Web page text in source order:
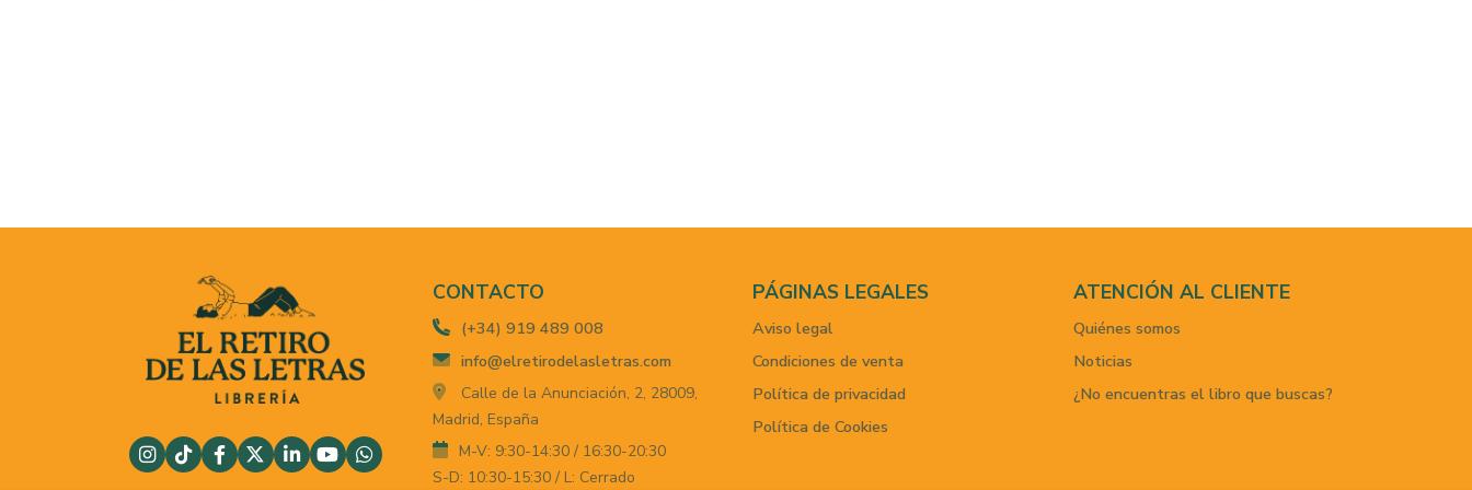
CONTACTO
(+34) 919 489 008
info@elretirodelasletras.com
Calle de la Anunciación, 2, 28009,
Madrid, España
M-V: 9:30-14:30 / 16:30-20:30
S-D: 10:30-15:30 / L: Cerrado
PÁGINAS LEGALES
Aviso legal
Condiciones de venta
Política de privacidad
Política de Cookies
ATENCIÓN AL CLIENTE
Quiénes somos
Noticias
¿No encuentras el libro que buscas?